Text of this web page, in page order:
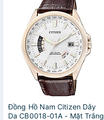
Đồng Hồ Nam Citizen Dây
Da CB0018-01A - Mặt Trắng